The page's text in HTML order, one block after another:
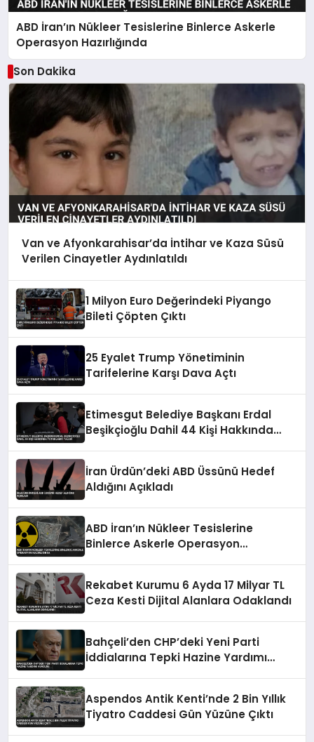
ABD İran’ın Nükleer Tesislerine Binlerce Askerle
Operasyon Hazırlığında
Son Dakika
Van ve Afyonkarahisar’da İntihar ve Kaza Süsü
Verilen Cinayetler Aydınlatıldı
1 Milyon Euro Değerindeki Piyango
Bileti Çöpten Çıktı
25 Eyalet Trump Yönetiminin
Tarifelerine Karşı Dava Açtı
Etimesgut Belediye Başkanı Erdal
Beşikçioğlu Dahil 44 Kişi Hakkında
İran Ürdün’deki ABD Üssünü Hedef
Aldığını Açıkladı
ABD İran’ın Nükleer Tesislerine
Binlerce Askerle Operasyon
Rekabet Kurumu 6 Ayda 17 Milyar TL
Ceza Kesti Dijital Alanlara Odaklandı
Bahçeli’den CHP’deki Yeni Parti
İddialarına Tepki Hazine Yardımı
Aspendos Antik Kenti’nde 2 Bin Yıllık
Tiyatro Caddesi Gün Yüzüne Çıktı